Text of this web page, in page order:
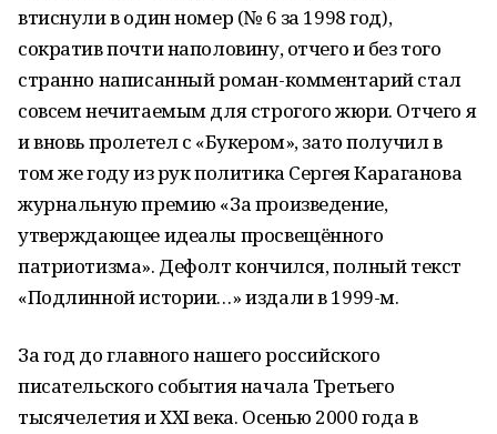
втиснули в один номер (№ 6 за 1998 год),
сократив почти наполовину, отчего и без того
странно написанный роман-комментарий стал
совсем нечитаемым для строгого жюри. Отчего я
и вновь пролетел с «Букером», зато получил в
том же году из рук политика Сергея Караганова
журнальную премию «За произведение,
утверждающее идеалы просвещённого
патриотизма». Дефолт кончился, полный текст
«Подлинной истории…» издали в 1999-м.
За год до главного нашего российского
писательского события начала Третьего
тысячелетия и XXI века. Осенью 2000 года в